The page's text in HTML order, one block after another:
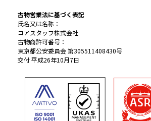
古物営業法に基づく表記
氏名又は名称：
コアスタッフ株式会社
古物商許可番号：
東京都公安委員会 第305511408430号
交付 平成26年10月7日